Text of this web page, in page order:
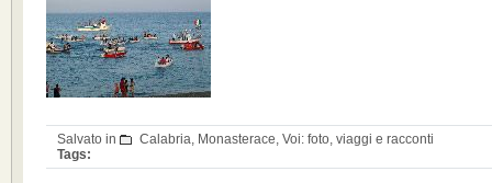
Salvato in Calabria, Monasterace, Voi: foto, viaggi e racconti
Tags: